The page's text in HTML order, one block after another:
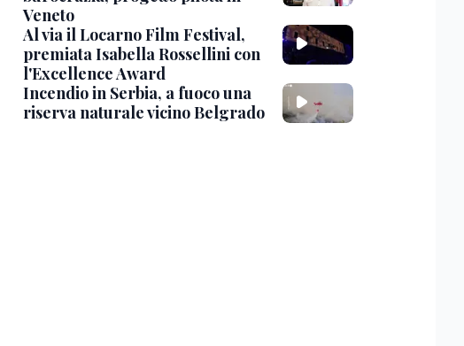
Veneto
Al via il Locarno Film Festival,
premiata Isabella Rossellini con
l'Excellence Award
Incendio in Serbia, a fuoco una
riserva naturale vicino Belgrado